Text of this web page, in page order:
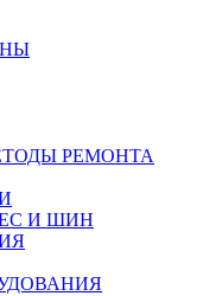
РЕМОНТА
И ШИН